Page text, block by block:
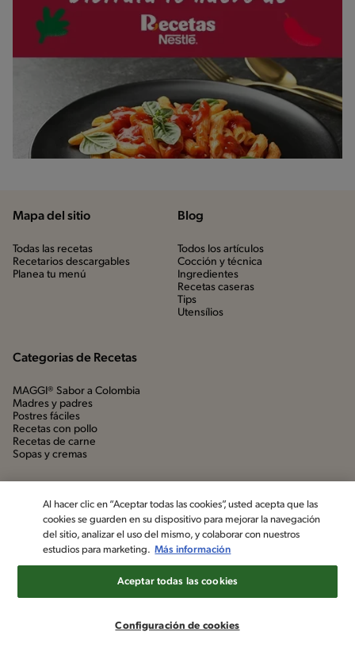
Mapa del sitio
Todas las recetas
Recetarios descargables
Planea tu menú
Blog
Todos los artículos
Cocción y técnica
Ingredientes
Recetas caseras
Tips
Utensílios
Categorias de Recetas
MAGGI® Sabor a Colombia
Madres y padres
Postres fáciles
Recetas con pollo
Recetas de carne
Sopas y cremas
©2022, Nestlé. Marcas registradas por Société dels Produits Nestlé,
Al hacer clic en “Aceptar todas las cookies”, usted acepta que las
cookies se guarden en su dispositivo para mejorar la navegación
del sitio, analizar el uso del mismo, y colaborar con nuestros
estudios para marketing. Más información
Configuración de cookies
Aceptar todas las cookies